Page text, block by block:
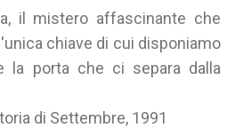
il mistero affascinante che
chiave di cui disponiamo
la porta che ci separa dalla
di Settembre, 1991